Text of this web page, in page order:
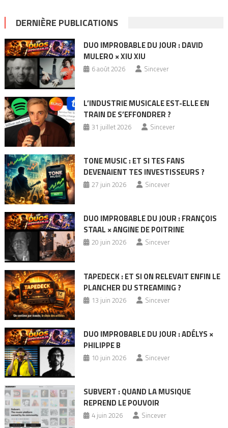
DERNIÈRE PUBLICATIONS
DUO IMPROBABLE DU JOUR : DAVID
MULERO × XIU XIU
6 août 2026 Sincever
L’INDUSTRIE MUSICALE EST-ELLE EN
TRAIN DE S’EFFONDRER ?
31 juillet 2026 Sincever
TONE MUSIC : ET SI TES FANS
DEVENAIENT TES INVESTISSEURS ?
27 juin 2026 Sincever
DUO IMPROBABLE DU JOUR : FRANÇOIS
STAAL × ANGINE DE POITRINE
20 juin 2026 Sincever
TAPEDECK : ET SI ON RELEVAIT ENFIN LE
PLANCHER DU STREAMING ?
13 juin 2026 Sincever
DUO IMPROBABLE DU JOUR : ADÉLYS ×
PHILIPPE B
10 juin 2026 Sincever
SUBVERT : QUAND LA MUSIQUE
REPREND LE POUVOIR
4 juin 2026 Sincever